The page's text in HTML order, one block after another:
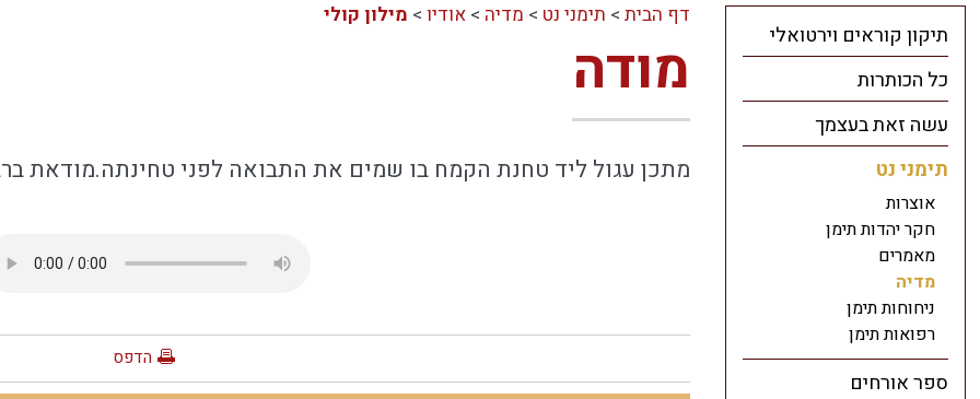
דף הבית> תימני נט > מדיה > אודיו> מילון קולי
מודה
מתכן עגול ליד טחנת הקמח בו שמים את התבואה לפני טחינתה.מודאת
הדפס
תיקון קוראים וירטואלי
כל הכותרות
עשה זאת בעצמך
תימני נט
אוצרות
חקר יהדות תימן
מאמרים
מדיה
ניחוחות תימן
רפואות תימן
ספר אורחים